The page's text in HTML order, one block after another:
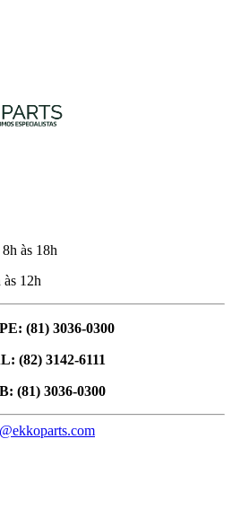
8h às 18h
às 12h
(81) 3036-0300
(82) 3142-6111
(81) 3036-0300